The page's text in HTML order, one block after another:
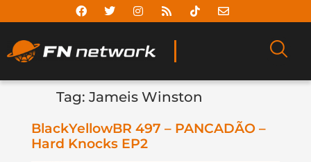
Tag: Jameis Winston
BlackYellowBR 497 – PANCADÃO –
Hard Knocks EP2